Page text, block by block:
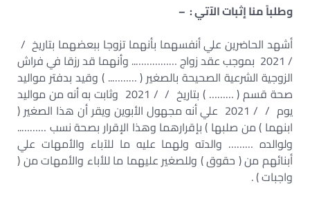
وطلباً منا إثبات الآتي : –
أشهد الحاضرين علي أنفسهما بأنهما تزوجا ببعضهما بتاريخ /
/ 2021 بموجب عقد زواج …………….. وأنهما قد رزقا في فراش
الزوجية الشرعية الصحيحة بالصغير ( ……….. ) وقيد بدفتر مواليد
صحة قسم ( ……… ) بتاريخ / / 2021 وثابت به أنه من مواليد
يوم / / 2021 علي أنه مجهول الأبوين ويقر أن هذا الصغير (
ابنهما ) من صلبها ) بإقرارهما وهذا الإقرار بصحة نسب ………..
ولوالده ……… والدته ولهما عليه ما للآباء والأمهات علي
أبنائهم من ( حقوق ) وللصغير عليهما ما للأباء والأمهات من (
واجبات ) .